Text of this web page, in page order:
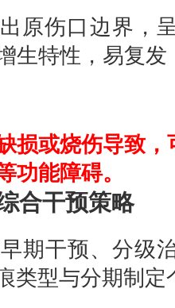
出原伤口边界，
生特性，易复发
损或烧伤导致
功能障碍。
合干预策略
期干预、分级
类型与分期制定